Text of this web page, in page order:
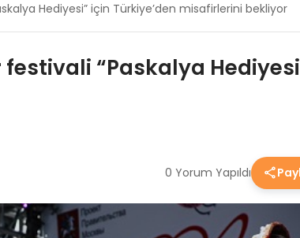
Hediyesi” için Türkiye’den misafirlerini bekliyor
“Paskalya
0 Yorum Yapıldı